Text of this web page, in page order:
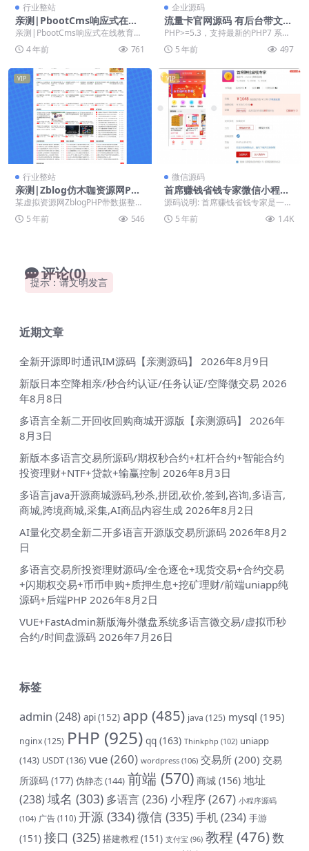
行业整站
亲测|PbootCms响应式在线
教育培训机构教育培训类网站
模板
亲测|PbootCms响应式在线教育培
训机构教育培训类网站模板 PbootC
MS...4 年前 761
企业源码
流量卡官网源码 有后台带文章
系统 附带文章系统更好的进行
网站SEO的优化及推广
PHP>=5.3，支持最新的PHP7 系统
认采用Sqlite数据库，放入P...
5 年前 497
VIP
行业整站
亲测|Zblog仿木咖资源网PHP
带数据整站源码下载
某虚拟资源网ZblogPHP带数据整站
打包。含大平台VIP精品资源，分类
有网站源...
5 年前 546
VIP
微信源码
首席赚钱省钱专家微信小程序
源码 优惠商品专属的购物小程
源码说明: 首席赚钱省钱专家是一款
“多平台”优惠商品专属的购物小程
序，平台直接对...
5 年前 1.4K
评论(0)
提示：请文明发言
近期文章
全新开源即时通讯IM源码【亲测源码】
2026年8月9日
新版日本空降相亲/秒合约认证/任务认证/空降微交易 2026
年8月8日
多语言全新二开回收回购商城开源版【亲测源码】
2026年
8月3日
新版本多语言交易所源码/期权秒合约+杠杆合约+智能合约
投资理财+NTF+贷款+输赢控制 2026年8月3日
多语言java开源商城源码,秒杀,拼团,砍价,签到,咨询,多语言,
商城,跨境商城,采集,AI商品内容生成 2026年8月2日
AI量化交易全新二开多语言开源版交易所源码 2026年8月2
日
多语言交易所投资理财源码/全仓逐仓+现货交易+合约交易
+闪期权交易+币币申购+质押生息+挖矿理财/前端uniapp纯
源码+后端PHP 2026年8月2日
VUE+FastAdmin新版海外微盘系统多语言微交易/虚拟币秒
合约/时间盘源码 2026年7月26日
标签
admin (248) api(152) app (485) java (125) mysql (195)
nginx(125) PHP (925) qq (163) Thinkphp (102) uniapp
(143) USDT(136) vue(260) wordpress (106) 交易所 (200) 交易
所源码 (177) 伪静态(144) 前端 (570) 商城 (156) 地址
(238)域名 (303) 多语言(236) 小程序(267) 小程序源码
(104) 广告 (110) 开源 (334)微信 (335)手机(234) 手游
(151) 接口 (325) 搭建教程 (151) 支付宝 (96) 教程 (476)数